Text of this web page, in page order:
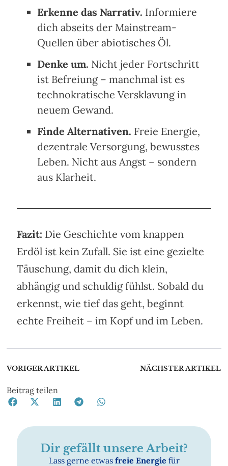
Erkenne das Narrativ. Informiere
dich abseits der Mainstream-
Quellen über abiotisches Öl.
Denke um. Nicht jeder Fortschritt
ist Befreiung – manchmal ist es
technokratische Versklavung in
neuem Gewand.
Finde Alternativen. Freie Energie,
dezentrale Versorgung, bewusstes
Leben. Nicht aus Angst – sondern
aus Klarheit.
Fazit: Die Geschichte vom knappen
Erdöl ist kein Zufall. Sie ist eine gezielte
Täuschung, damit du dich klein,
abhängig und schuldig fühlst. Sobald du
erkennst, wie tief das geht, beginnt
echte Freiheit – im Kopf und im Leben.
VORIGER ARTIKEL NÄCHSTER ARTIKEL
Beitrag teilen
Dir gefällt unsere Arbeit?
Lass gerne etwas freie Energie für